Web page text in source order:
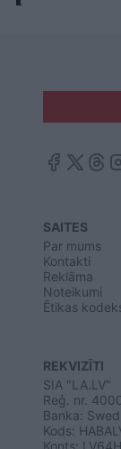
SAITES
Par mums
Kontakti
Reklāma
Noteikumi
Ētikas
REKVIZĪTI
SIA "LA.LV"
Reģ. nr.
Banka:
Kods: